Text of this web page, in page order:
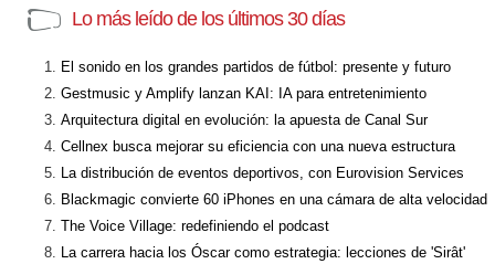
Lo más leído de los últimos 30 días
El sonido en los grandes partidos de fútbol: presente y futuro
Gestmusic y Amplify lanzan KAI: IA para entretenimiento
Arquitectura digital en evolución: la apuesta de Canal Sur
Cellnex busca mejorar su eficiencia con una nueva estructura
La distribución de eventos deportivos, con Eurovision Services
Blackmagic convierte 60 iPhones en una cámara de alta velocidad
The Voice Village: redefiniendo el podcast
La carrera hacia los Óscar como estrategia: lecciones de 'Sirât'